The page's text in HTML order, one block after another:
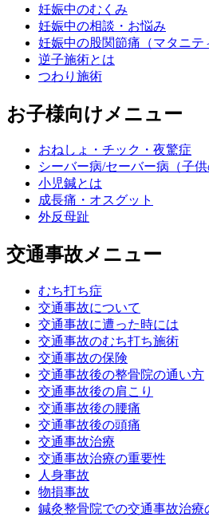
妊娠中のむくみ
妊娠中の相談・お悩み
妊娠中の股関節痛（マタニテ
逆子施術とは
つわり施術
お子様向けメニュー
おねしょ・チック・夜驚症
シーバー病/セーバー病（子供
小児鍼とは
成長痛・オスグット
外反母趾
交通事故メニュー
むち打ち症
交通事故について
交通事故に遭った時には
交通事故のむち打ち施術
交通事故の保険
交通事故後の整骨院の通い方
交通事故後の肩こり
交通事故後の腰痛
交通事故後の頭痛
交通事故治療
交通事故治療の重要性
人身事故
物損事故
鍼灸整骨院での交通事故治療